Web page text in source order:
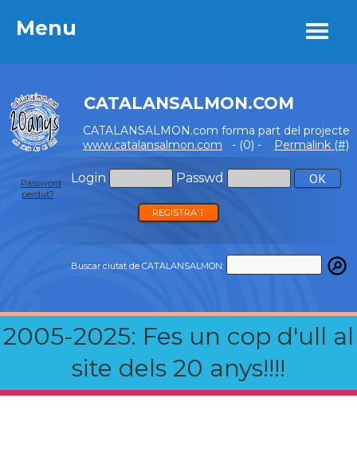
Menu
CATALANSALMON.COM
CATALANSALMON.com forma part del projecte
www.catalansalmon.com - (0) - Permalink (#)
Login Passwd
Password
perdut?
REGISTRA'T
Buscar ciutat de CATALANSALMON:
2005-2025: Fes un cop d'ull al
site dels 20 anys!!!!
Menu